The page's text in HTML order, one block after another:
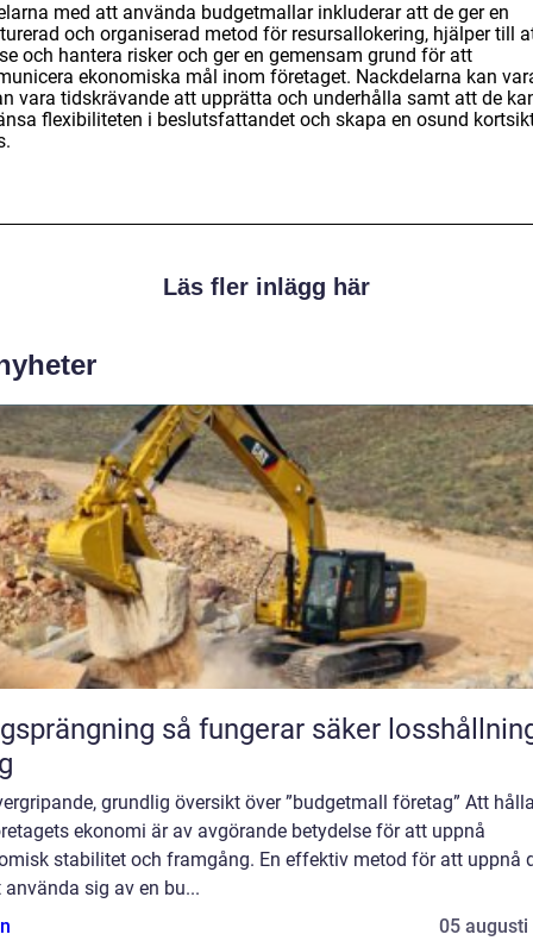
med att använda budgetmallar inkluderar att de ger en
och organiserad metod för resursallokering, hjälper till
och hantera risker och ger en gemensam grund för att
ekonomiska mål inom företaget. Nackdelarna kan
vara tidskrävande att upprätta och underhålla samt att de
flexibiliteten i beslutsfattandet och skapa en osund
Läs fler inlägg här
så fungerar säker losshållning av
grundlig översikt över ”budgetmall företag” Att
ekonomi är av avgörande betydelse för att uppnå
stabilitet och framgång. En effektiv metod för att uppnå
använda sig av en bu...
05 augusti